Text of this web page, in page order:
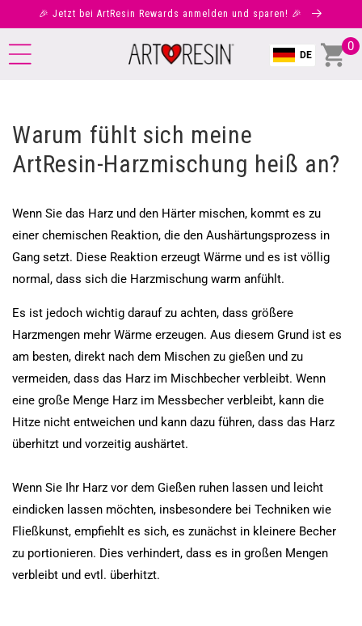
🎉 Jetzt bei ArtResin Rewards anmelden und sparen! 🎉
DE
00
Warum fühlt sich meine
ArtResin-Harzmischung heiß an?
Wenn Sie das Harz und den Härter mischen, kommt es zu
einer chemischen Reaktion, die den Aushärtungsprozess in
Gang setzt. Diese Reaktion erzeugt Wärme und es ist völlig
normal, dass sich die Harzmischung warm anfühlt.
Es ist jedoch wichtig darauf zu achten, dass größere
Harzmengen mehr Wärme erzeugen. Aus diesem Grund ist es
am besten, direkt nach dem Mischen zu gießen und zu
vermeiden, dass das Harz im Mischbecher verbleibt. Wenn
eine große Menge Harz im Messbecher verbleibt, kann die
Hitze nicht entweichen und kann dazu führen, dass das Harz
überhitzt und vorzeitig aushärtet.
Wenn Sie Ihr Harz vor dem Gießen ruhen lassen und leicht
eindicken lassen möchten, insbesondere bei Techniken wie
Fließkunst, empfiehlt es sich, es zunächst in kleinere Becher
zu portionieren. Dies verhindert, dass es in großen Mengen
verbleibt und evtl. überhitzt.